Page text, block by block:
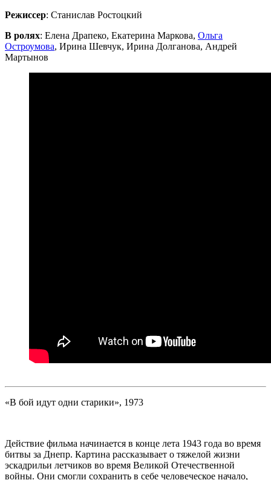
Режиссер: Станислав Ростоцкий
В ролях: Елена Драпеко, Екатерина Маркова, Ольга
Остроумова, Ирина Шевчук, Ирина Долганова, Андрей
Мартынов
«В бой идут одни старики», 1973
Действие фильма начинается в конце лета 1943 года во время
битвы за Днепр. Картина рассказывает о тяжелой жизни
эскадрильи летчиков во время Великой Отечественной
войны. Они смогли сохранить в себе человеческое начало,